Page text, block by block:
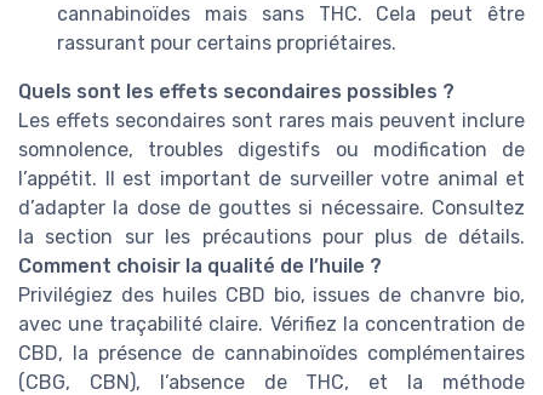
cannabinoïdes mais sans THC. Cela peut être
rassurant pour certains propriétaires.
Quels sont les effets secondaires possibles ?
Les effets secondaires sont rares mais peuvent inclure
somnolence, troubles digestifs ou modification de
l’appétit. Il est important de surveiller votre animal et
d’adapter la dose de gouttes si nécessaire. Consultez
la section sur les précautions pour plus de détails.
Comment choisir la qualité de l’huile ?
Privilégiez des huiles CBD bio, issues de chanvre bio,
avec une traçabilité claire. Vérifiez la concentration de
CBD, la présence de cannabinoïdes complémentaires
(CBG, CBN), l’absence de THC, et la méthode